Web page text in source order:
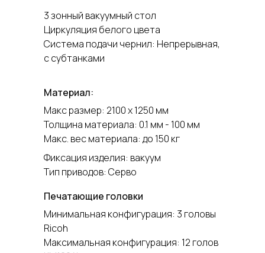
3 зонный вакуумный стол
Циркуляция белого цвета
Система подачи чернил: Непрерывная,
с субтанками
Печатающие головки
Минимальная конфигурация: 3 головы
Ricoh
Максимальная конфигурация: 12 голов
Материал:
Макс размер: 2100 х 1250 мм
Толщина материала: 0.1 мм - 100 мм
Макс. вес материала: до 150 кг
Фиксация изделия: вакуум
Тип приводов: Серво